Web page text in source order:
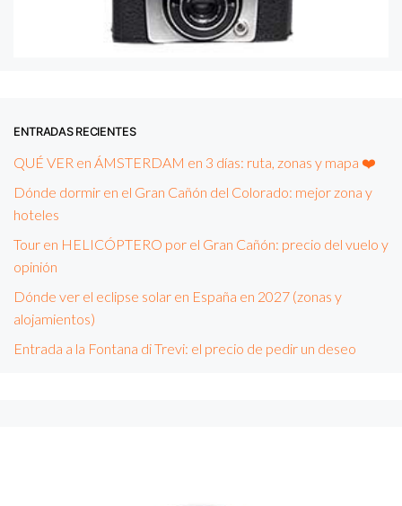
ENTRADAS RECIENTES
QUÉ VER en ÁMSTERDAM en 3 días: ruta, zonas y mapa ❤️
Dónde dormir en el Gran Cañón del Colorado: mejor zona y
hoteles
Tour en HELICÓPTERO por el Gran Cañón: precio del vuelo y
opinión
Dónde ver el eclipse solar en España en 2027 (zonas y
alojamientos)
Entrada a la Fontana di Trevi: el precio de pedir un deseo